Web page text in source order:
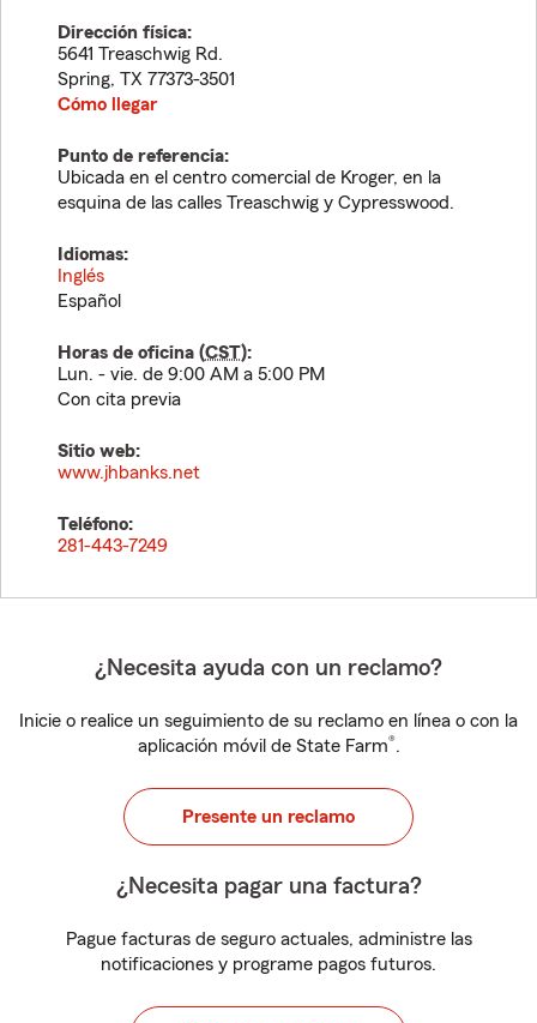
Dirección física:
5641 Treaschwig Rd.
Spring, TX 77373-3501
Cómo llegar
Punto de referencia:
Ubicada en el centro comercial de Kroger, en la
esquina de las calles Treaschwig y Cypresswood.
Idiomas:
Inglés
Español
Horas de oficina (CST):
Lun. - vie. de 9:00 AM a 5:00 PM
Con cita previa
Sitio web:
www.jhbanks.net
Teléfono:
281-443-7249
¿Necesita ayuda con un reclamo?
Inicie o realice un seguimiento de su reclamo en línea o con la
aplicación móvil de State Farm®.
Presente un reclamo
¿Necesita pagar una factura?
Pague facturas de seguro actuales, administre las
notificaciones y programe pagos futuros.